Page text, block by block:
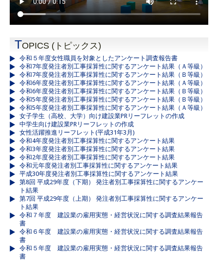
TOPICS (トピックス)
令和５年度女性職員を対象としたアンケート調査報告書
令和7年度発注者別工事採算性に関するアンケート結果（Ａ等級）
令和7年度発注者別工事採算性に関するアンケート結果（Ｂ等級）
令和6年度発注者別工事採算性に関するアンケート結果（Ａ等級）
令和6年度発注者別工事採算性に関するアンケート結果（Ｂ等級）
令和5年度発注者別工事採算性に関するアンケート結果（Ｂ等級）
令和5年度発注者別工事採算性に関するアンケート結果（Ａ等級）
女子学生（高校、大学）向け建設業PRリーフレットの作成
中学生向け建設業PRリーフレットの作成
女性活躍推進リーフレット(平成31年3月)
令和4年度発注者別工事採算性に関するアンケート結果
令和3年度発注者別工事採算性に関するアンケート結果
令和2年度発注者別工事採算性に関するアンケート結果
令和元年度発注者別工事採算性に関するアンケート結果
平成30年度発注者別工事採算性に関するアンケート結果
第8回 平成29年度（下期） 発注者別工事採算性に関するアンケー
ト結果
第7回 平成29年度（上期） 発注者別工事採算性に関するアンケー
ト結果
令和７年度 建設業の雇用実態・経営状況に関する調査結果報告
書
令和６年度 建設業の雇用実態・経営状況に関する調査結果報告
書
令和５年度 建設業の雇用実態・経営状況に関する調査結果報告
書